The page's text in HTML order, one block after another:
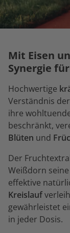
Mit Eisen
Synergie
Hochwertige
Verständnis
ihre
beschränkt,
Blüten und
Der
Weißdorn
effektive
Kreislauf
gewährleistet
in jeder Dosis.